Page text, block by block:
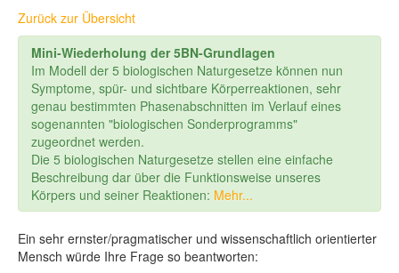
Zurück zur Übersicht
Mini-Wiederholung der 5BN-Grundlagen
Im Modell der 5 biologischen Naturgesetze können nun
Symptome, spür- und sichtbare Körperreaktionen, sehr
genau bestimmten Phasenabschnitten im Verlauf eines
sogenannten "biologischen Sonderprogramms"
zugeordnet werden.
Die 5 biologischen Naturgesetze stellen eine einfache
Beschreibung dar über die Funktionsweise unseres
Körpers und seiner Reaktionen: Mehr...
Ein sehr ernster/pragmatischer und wissenschaftlich orientierter
Mensch würde Ihre Frage so beantworten: